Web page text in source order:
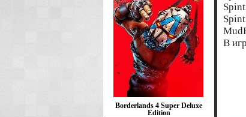
Borderlands 4 Super Deluxe
Edition
В